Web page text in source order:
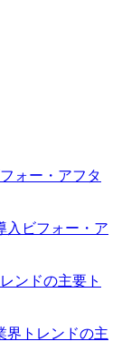
ォー・アフタ
入ビフォー・ア
ンドの主要ト
界トレンドの主